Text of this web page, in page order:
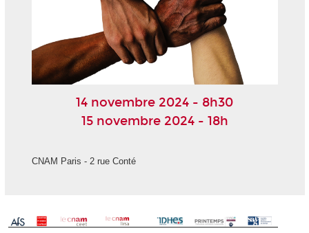
14 novembre 2024 - 8h30
15 novembre 2024 - 18h
CNAM Paris - 2 rue Conté